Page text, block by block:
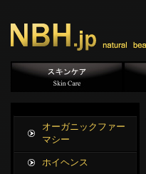
オーガニックファー
マシー
ホイヘンス